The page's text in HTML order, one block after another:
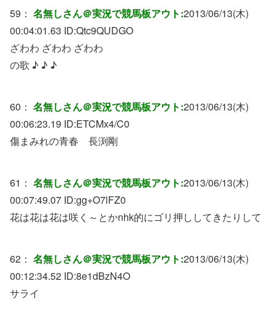
59： 名無しさん＠実況で競馬板アウト:2013/06/13(木)
00:04:01.63 ID:Qtc9QUDGO
ざわわ ざわわ ざわわ
の歌 ♪ ♪ ♪
60： 名無しさん＠実況で競馬板アウト:2013/06/13(木)
00:06:23.19 ID:ETCMx4/C0
傷まみれの青春 長渕剛
61： 名無しさん＠実況で競馬板アウト:2013/06/13(木)
00:07:49.07 ID:gg+O7lFZ0
花は花は花は咲く～とかnhk的にゴリ押ししてきたりして
62： 名無しさん＠実況で競馬板アウト:2013/06/13(木)
00:12:34.52 ID:8e1dBzN4O
サライ